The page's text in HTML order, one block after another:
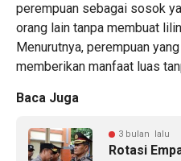
perempuan sebagai sosok
orang lain tanpa membuat
Menurutnya, perempuan
memberikan manfaat luas
Baca Juga
3 bulan lalu
Rotasi